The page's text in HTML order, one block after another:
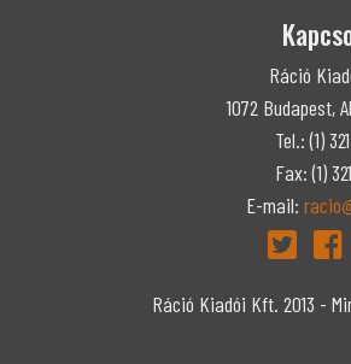
Ráció
1072 Budapest,
Tel.: (1)
Fax: (1)
E-mail:
Ráció Kiadói Kft. 2013 -